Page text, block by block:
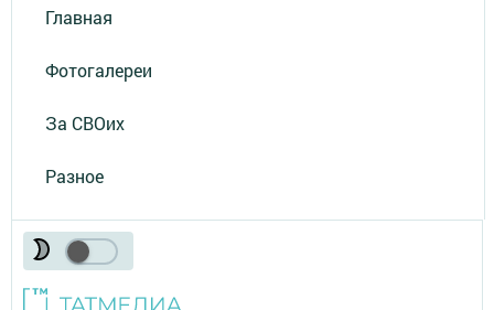
Главная
Фотогалереи
За СВОих
Разное